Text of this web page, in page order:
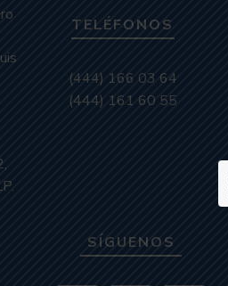
TELÉFONOS
(444) 166 03 64
(444) 161 60 55
SÍGUENOS